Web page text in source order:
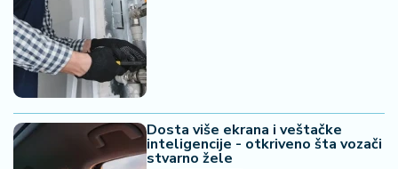
Dosta više ekrana i veštačke
inteligencije - otkriveno šta vozači
stvarno žele